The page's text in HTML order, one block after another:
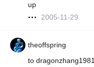
up
2005-11-29
theoffspring
to